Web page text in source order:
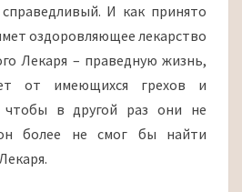
И как принято
оздоровляющее лекарство
Лекаря – праведную жизнь,
от имеющихся грехов и
чтобы в другой раз они не
более не смог бы найти